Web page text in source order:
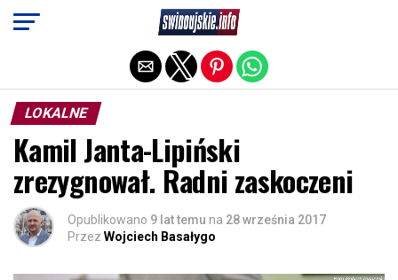
LOKALNE
Kamil Janta-Lipiński
zrezygnował. Radni zaskoczeni
Opublikowano 9 lat temu na 28 września 2017
Przez Wojciech Basałygo
Exit mobile version